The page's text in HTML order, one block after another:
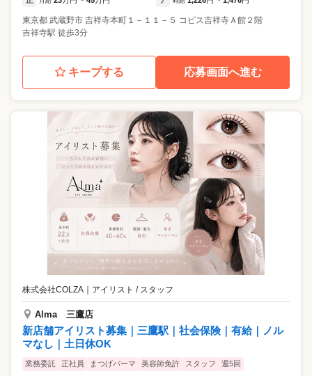
東京都 武蔵野市 吉祥寺本町１－１１－５ コピス吉祥寺Ａ館２階
吉祥寺駅 徒歩3分
キープする 応募画面へ進む
株式会社COLZA ｜ アイリスト / スタッフ
Alma 三鷹店
新店舗アイリスト募集｜三鷹駅｜社会保険｜有給｜ノル
マなし｜土日休OK
業務委託 正社員 まつげパーマ 美容師免許 スタッフ 週5回